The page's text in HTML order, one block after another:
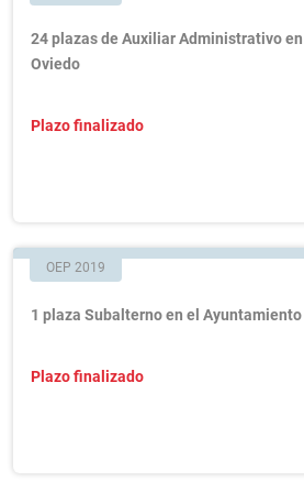
24 plazas de Auxiliar Administrativo
Oviedo
Plazo finalizado
OEP 2019
1 plaza Subalterno en el
Plazo finalizado